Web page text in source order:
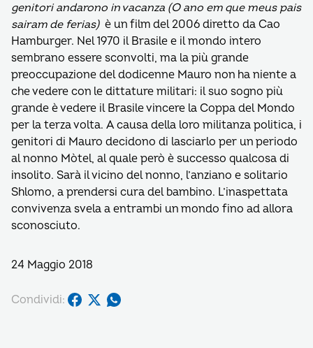
genitori andarono in vacanza (O ano em que meus pais
sairam de ferias)è un film del 2006 diretto da Cao
Hamburger. Nel 1970 il Brasile e il mondo intero
sembrano essere sconvolti, ma la più grande
preoccupazione del dodicenne Mauro non ha niente a
che vedere con le dittature militari: il suo sogno più
grande è vedere il Brasile vincere la Coppa del Mondo
per la terza volta. A causa della loro militanza politica, i
genitori di Mauro decidono di lasciarlo per un periodo
al nonno Mòtel, al quale però è successo qualcosa di
insolito. Sarà il vicino del nonno, l’anziano e solitario
Shlomo, a prendersi cura del bambino. L’inaspettata
convivenza svela a entrambi un mondo fino ad allora
sconosciuto.
24 Maggio 2018
Condividi: